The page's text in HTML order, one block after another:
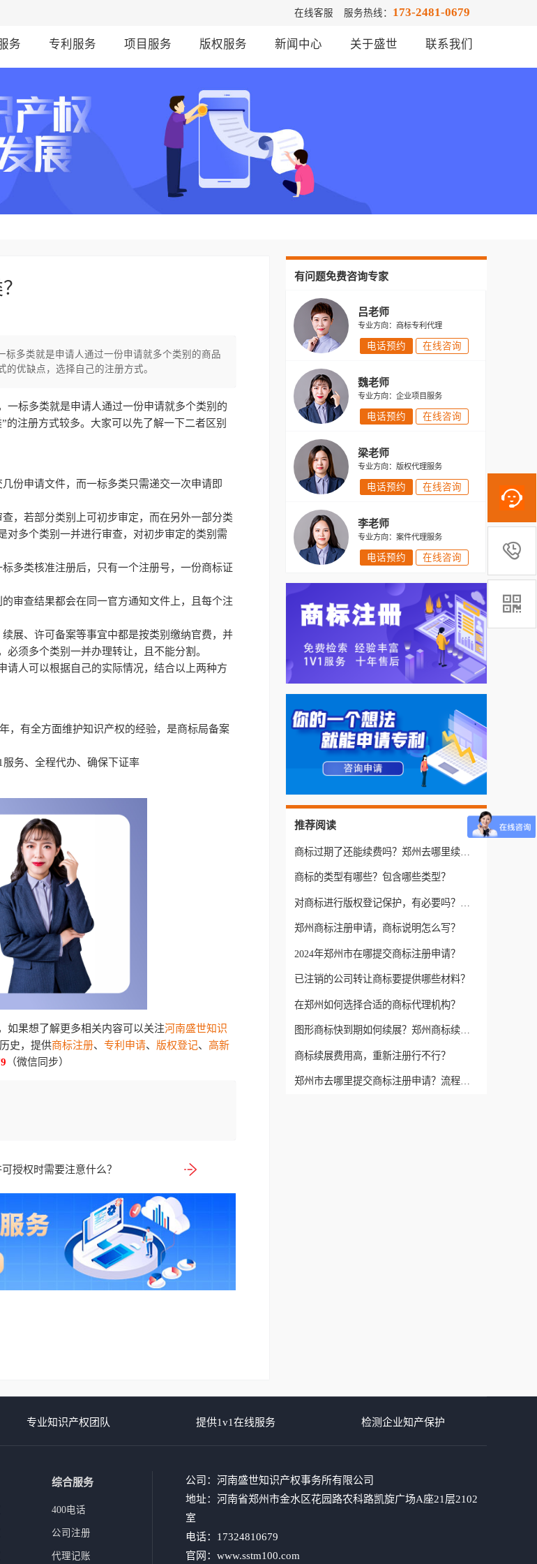
在线客服 服务热线： 173-2481-0679
务 专利服务 项目服务 版权服务 新闻中心 关于盛世 联系我们
多类就是申请人通过一份申请就多个类别的商品
优缺点，选择自己的注册方式。
一标多类就是申请人通过一份申请就多个类别的
的注册方式较多。大家可以先了解一下二者区别
份申请文件，而一标多类只需递交一次申请即
，若部分类别上可初步审定，而在另外一部分类
对多个类别一并进行审查，对初步审定的类别需
多类核准注册后，只有一个注册号，一份商标证
审查结果都会在同一官方通知文件上，且每个注
展、许可备案等事宜中都是按类别缴纳官费，并
须多个类别一并办理转让，且不能分割。
请人可以根据自己的实际情况，结合以上两种方
，有全方面维护知识产权的经验，是商标局备案
务、全程代办、确保下证率
如果想了解更多相关内容可以关注河南盛世知识
史，提供商标注册、 专利申请、 版权登记、 高新
（微信同步）
授权时需要注意什么？
有问题免费咨询专家
吕老师
专业方向：商标专利代理
电话预约 在线咨询
魏老师
专业方向：企业项目服务
电话预约 在线咨询
梁老师
专业方向：版权代理服务
电话预约 在线咨询
李老师
专业方向：案件代理服务
电话预约 在线咨询
推荐阅读
商标过期了还能续费吗？郑州去哪里续费？
商标的类型有哪些？包含哪些类型？
郑州商标注册申请，商标说明怎么写？
2024年郑州市在哪提交商标注册申请？
已注销的公司转让商标要提供哪些材料？
在郑州如何选择合适的商标代理机构？
图形商标快到期如何续展？郑州商标续展详细流程
商标续展费用高，重新注册行不行？
郑州市去哪里提交商标注册申请？流程是什么？
专业知识产权团队 提供1v1在线服务 检测企业知产保护
综合服务
400电话
公司注册
代理记账
公司：河南盛世知识产权事务所有限公司
地址：河南省郑州市金水区花园路农科路凯旋广场A座21层2102
室
电话：17324810679
官网：www.sstm100.com

